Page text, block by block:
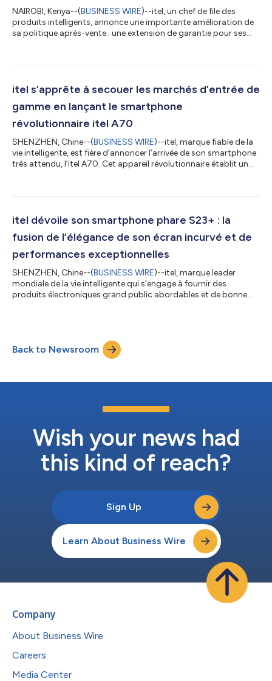
NAIROBI, Kenya--(BUSINESS WIRE)--itel, un chef de file des
produits intelligents, annonce une importante amélioration de
sa politique après-vente : une extension de garantie pour ses
seulement à la société de se démarquer de ses concurrents,
fournir des services et un soutien éprouvés à ses clients dans
toute la région. Créé...
itel s’apprête à secouer les marchés d’entrée de
gamme en lançant le smartphone
révolutionnaire itel A70
SHENZHEN, Chine--(BUSINESS WIRE)--itel, marque fiable de la
vie intelligente, est fière d’annoncer l’arrivée de son smartphone
très attendu, l’itel A70. Cet appareil révolutionnaire établit un
grande efficacité, et s’adressant spécifiquement aux
série de caractéristiques impressionnantes. En mettant l’accent
itel dévoile son smartphone phare S23+ : la
fusion de l’élégance de son écran incurvé et de
performances exceptionnelles
SHENZHEN, Chine--(BUSINESS WIRE)--itel, marque leader
mondiale de la vie intelligente qui s’engage à fournir des
produits électroniques grand public abordables et de bonne
révolutionner l’expérience du smartphone, le tout dans une
gamme de prix incroyable. Découvrez l’avenir de la brillance
Back to Newsroom
Wish your news had
this kind of reach?
Sign Up
Learn About Business Wire
Company
About Business Wire
Careers
Media Center